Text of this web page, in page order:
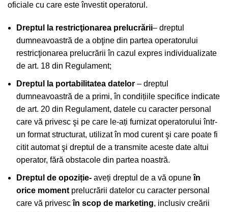
oficiale cu care este învestit operatorul.
Dreptul la restricţionarea prelucrării– dreptul
dumneavoastră de a obţine din partea operatorului
restricţionarea prelucrării în cazul expres individualizate
de art. 18 din Regulament;
Dreptul la portabilitatea datelor – dreptul
dumneavoastră de a primi, în condițiile specifice indicate
de art. 20 din Regulament, datele cu caracter personal
care vă privesc şi pe care le-ați furnizat operatorului într-
un format structurat, utilizat în mod curent şi care poate fi
citit automat şi dreptul de a transmite aceste date altui
operator, fără obstacole din partea noastră.
Dreptul de opoziție- aveți dreptul de a vă opuneîn
orice moment prelucrării datelor cu caracter personal
care vă privescîn scop de marketing, inclusiv creării